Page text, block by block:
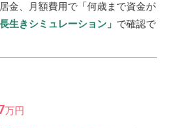
金、月額費用で「何歳まで資金が
長生きシミュレーション」 で確認で
万円